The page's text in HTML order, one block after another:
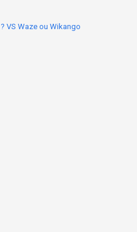
VS Waze ou Wikango